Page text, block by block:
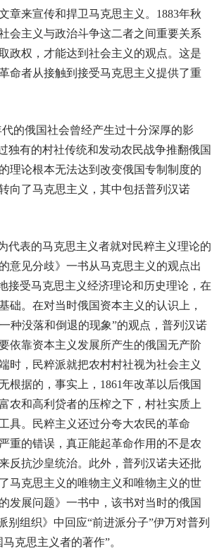
章来宣传和捍卫马克思主义。1883年秋
会主义与政治斗争这二者之间重要关系
政权，才能达到社会主义的观点。这是
命者从接触到接受马克思主义提供了重
的俄国社会曾经产生过十分深厚的影
独有的村社传统和发动农民战争推翻俄国
理论根本无法达到改变俄国专制制度的
向了马克思主义，其中包括普列汉诺
代表的马克思主义者就对民粹主义理论的
意见分歧》一书从马克思主义的观点出
接受马克思主义经济理论和历史理论，在
础。在对当时俄国资本主义的认识上，
种没落和倒退的现象”的观点，普列汉诺
依靠资本主义发展所产生的俄国无产阶
时，民粹派就把农村村社视为社会主义
根据的，事实上，1861年改革以后俄国
农和高利贷者的压榨之下，村社实质上
具。民粹主义还过分夸大农民的革命
重的错误，真正能起革命作用的不是农
反抗沙皇统治。此外，普列汉诺夫还批
马克思主义的唯物主义和唯物主义的世
发展问题》一书中，该书对当时的俄国
别组织》中回应“前进派分子”伊万对普列
克思主义者的著作”。